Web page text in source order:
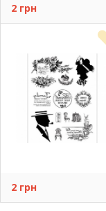
2 грн
2 грн